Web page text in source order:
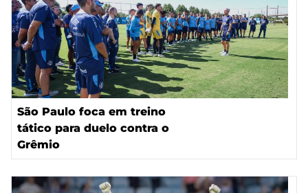
São Paulo foca em treino
tático para duelo contra o
Grêmio